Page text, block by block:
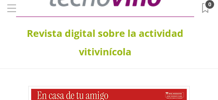
Revista digital sobre la actividad
vitivinícola
0